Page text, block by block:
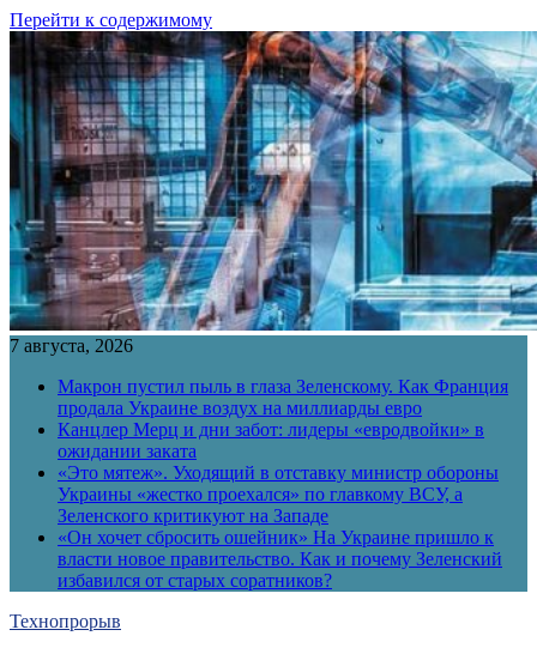
Перейти к содержимому
7 августа, 2026
Макрон пустил пыль в глаза Зеленскому. Как Франция
продала Украине воздух на миллиарды евро
Канцлер Мерц и дни забот: лидеры «евродвойки» в
ожидании заката
«Это мятеж». Уходящий в отставку министр обороны
Украины «жестко проехался» по главкому ВСУ, а
Зеленского критикуют на Западе
«Он хочет сбросить ошейник» На Украине пришло к
власти новое правительство. Как и почему Зеленский
избавился от старых соратников?
Технопрорыв